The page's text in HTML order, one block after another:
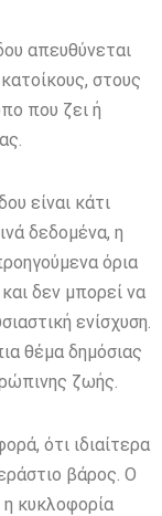
απευθύνεται
στους
που ζει ή
είναι κάτι
δεδομένα, η
όρια
δεν μπορεί να
ενίσχυση.
θέμα δημόσιας
ζωής.
ότι ιδιαίτερα
βάρος. Ο
κυκλοφορία